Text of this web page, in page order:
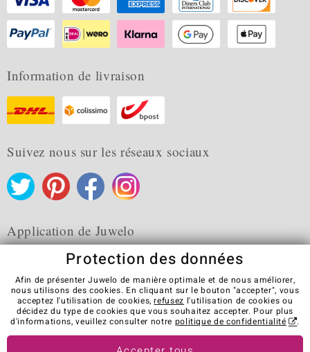
Information de livraison
Suivez nous sur les réseaux sociaux
Application de Juwelo
CGV Protection des données
Cookies
Mentions légales
Contact
Révocation du contrat
Visit our stores in other countries:
Protection des données
Afin de présenter Juwelo de manière optimale et de nous améliorer,
nous utilisons des cookies. En cliquant sur le bouton "accepter", vous
acceptez l'utilisation de cookies,refusez l'utilisation de cookies ou
décidez du type de cookies que vous souhaitez accepter. Pour plus
d'informations, veuillez consulter notre politique de confidentialité .